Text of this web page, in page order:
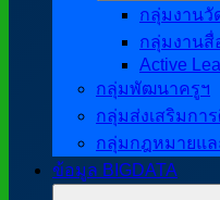
กลุ่มงานวั
กลุ่มงานสื่
Active
กลุ่มพัฒนาครูฯ
กลุ่มส่งเสริมกา
กลุ่มกฎหมายแ
ข้อมูล BIGDATA